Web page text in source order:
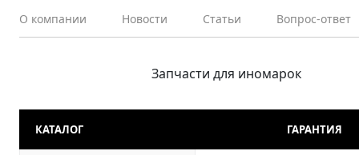
О компании Новости Статьи Вопрос-ответ
Запчасти для иномарок
КАТАЛОГ ГАРАНТИЯ